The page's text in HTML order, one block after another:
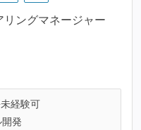
リングマネージャー
経験可
発